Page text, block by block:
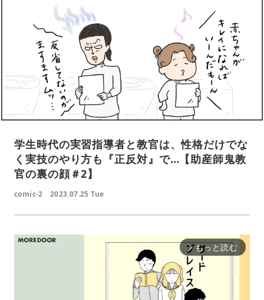
学生時代の実習指導者と教官は、性格だけでな
く実技のやり方も『正反対』で…【助産師鬼教
官の裏の顔＃2】
comic-2 2023.07.25 Tue
arrow_forward_ios もっと読む